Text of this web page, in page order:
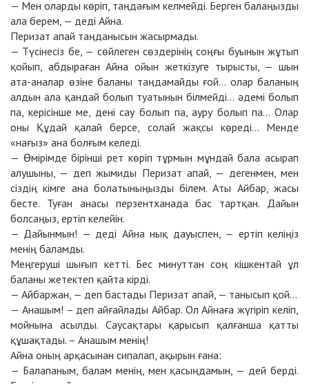
— Мен оларды көріп, таңдағым келмейді. Берген балаңызды
ала берем, — деді Айна.
Перизат апай таңданысын жасырмады.
— Түсінесіз бе, — сөйлеген сөздерінің соңғы буынын жұтып
қойып, абдыраған Айна ойын жеткізуге тырысты, — шын
ата-аналар өзіне баланы таңдамайды ғой… олар баланың
алдын ала қандай болып туатынын білмейді… әдемі болып
па, керісінше ме, дені сау болып па, ауру болып па… Олар
оны Құдай қалай берсе, солай жақсы көреді… Менде
«нағыз» ана болғым келеді.
— Өмірімде бірінші рет көріп тұрмын мұндай бала асырап
алушыны, — деп жымиды Перизат апай, — дегенмен, мен
сіздің кімге ана болатыныңызды білем. Аты Айбар, жасы
бесте. Туған анасы перзентханада бас тартқан. Дайын
болсаңыз, ертіп келейін.
— Дайынмын! — деді Айна нық дауыспен, — ертіп келіңіз
менің баламды.
Меңгеруші шығып кетті. Бес минуттан соң кішкентай ұл
баланы жетектеп қайта кірді.
— Айбаржан, — деп бастады Перизат апай, — танысып қой…
— Анашым! – деп айғайлады Айбар. Ол Айнаға жүгіріп келіп,
мойнына асылды. Саусақтары қарысып қалғанша қатты
құшақтады. – Анашым менің!
Айна оның арқасынан сипалап, ақырын ғана:
— Балапаным, балам менің, мен қасыңдамын, — дей берді.